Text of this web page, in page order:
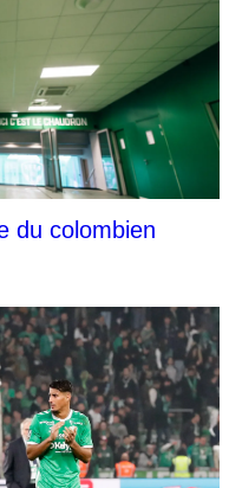
du colombien